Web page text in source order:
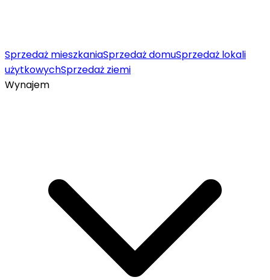
Sprzedaż mieszkaniaSprzedaż domuSprzedaż lokali
użytkowychSprzedaż ziemi
Wynajem